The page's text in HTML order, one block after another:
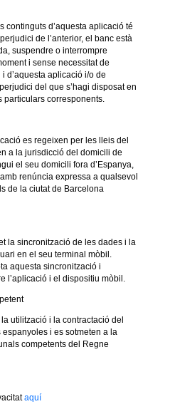
continguts d’aquesta aplicació té
de l’anterior, el banc està
suspendre o interrompre
i sense necessitat de
d’aquesta aplicació i/o de
del que s’hagi disposat en
particulars corresponents.
es regeixen per les lleis del
a la jurisdicció del domicili de
el seu domicili fora d’Espanya,
renúncia expressa a qualsevol
de la ciutat de Barcelona
la sincronització de les dades i la
en el seu terminal mòbil.
aquesta sincronització i
l’aplicació i el dispositiu mòbil.
utilització i la contractació del
i es sotmeten a la
competents del Regne
aquí